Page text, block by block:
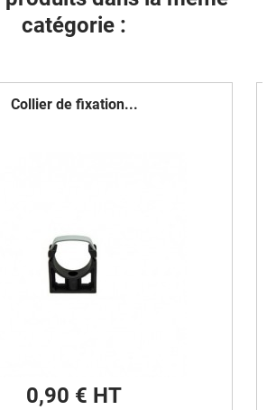
catégorie :
Collier de fixation...
0,90 € HT